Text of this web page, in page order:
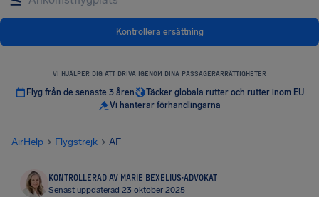
Kontrollera ersättning
VI HJÄLPER DIG ATT DRIVA IGENOM DINA PASSAGERARRÄTTIGHETER
Flyg från de senaste 3 åren
Täcker globala rutter och rutter inom EU
Vi hanterar förhandlingarna
AirHelp Flygstrejk AF
KONTROLLERAD AV MARIE BEXELIUS·ADVOKAT
Senast uppdaterad 23 oktober 2025